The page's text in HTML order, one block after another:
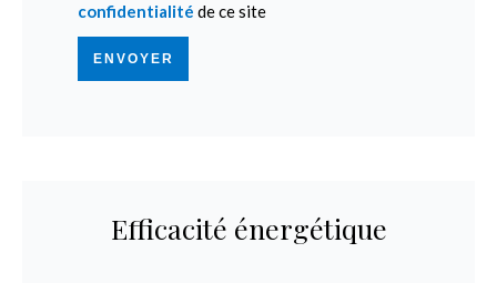
confidentialité de ce site
ENVOYER
Efficacité énergétique